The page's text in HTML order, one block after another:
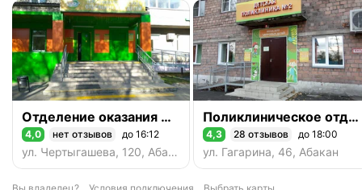
Отделение оказания медицинской помощи детям образовательных учреждений
Рейтинг 4,0 из 5
4,0 нет отзывов до 16:12
ул. Чертыгашева, 120, Абакан
Поликлиническое отделение № 2
Рейтинг 4,3 из 5
4,3 28 отзывов до 18:00
ул. Гагарина, 46, Абакан